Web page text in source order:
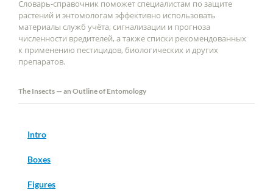
Словарь-справочник поможет специалистам по защите
растений и энтомологам эффективно использовать
материалы служб учёта, сигнализации и прогноза
численности вредителей, а также списки рекомендованных
к применению пестицидов, биологических и других
препаратов.
The Insects — an Outline of Entomology
Intro
Boxes
Figures